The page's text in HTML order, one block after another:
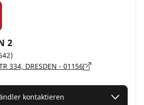
2
334, DRESDEN - 01156
kontaktieren